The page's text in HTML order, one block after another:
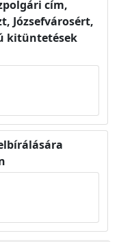
cím,
Józsefvárosért,
kitüntetések